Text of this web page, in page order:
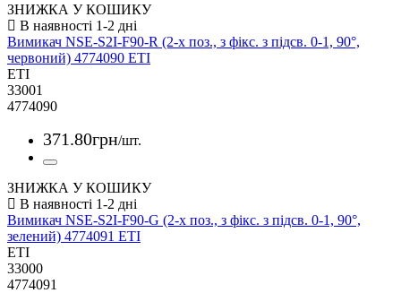
ЗНИЖКА У КОШИКУ
Вимикач NSE-S2I-F90-R (2-х поз., з фікс. з підсв. 0-1, 90°,
червоний) 4774090 ETI
ETI
33001
4774090
371.80грн/шт.
ЗНИЖКА У КОШИКУ
Вимикач NSE-S2I-F90-G (2-х поз., з фікс. з підсв. 0-1, 90°,
зелений) 4774091 ETI
ETI
33000
4774091